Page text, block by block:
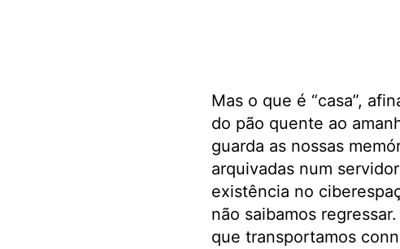
Mas o que é “casa”,
do pão quente ao
guarda as nossas
arquivadas num
existência no
não saibamos
que transportamos